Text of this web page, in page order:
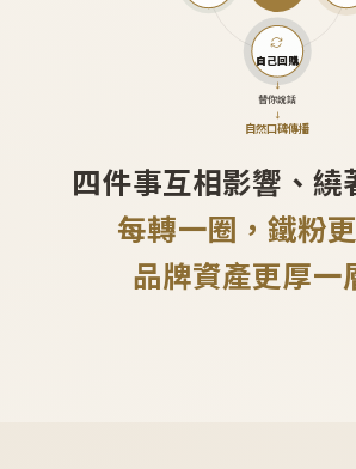
自己回購
↓
替你說話
↓
自然口碑傳播
四件事互相影響、繞
每轉一圈，鐵粉
品牌資產更厚一